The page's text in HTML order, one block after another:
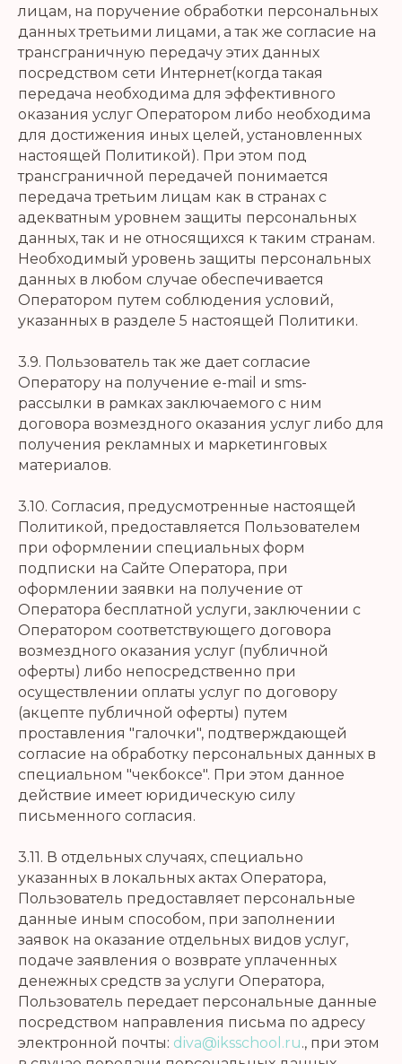
лицам, на поручение обработки персональных
данных третьими лицами, а так же согласие на
трансграничную передачу этих данных
посредством сети Интернет(когда такая
передача необходима для эффективного
оказания услуг Оператором либо необходима
для достижения иных целей, установленных
настоящей Политикой). При этом под
трансграничной передачей понимается
передача третьим лицам как в странах с
адекватным уровнем защиты персональных
данных, так и не относящихся к таким странам.
Необходимый уровень защиты персональных
данных в любом случае обеспечивается
Оператором путем соблюдения условий,
указанных в разделе 5 настоящей Политики.
3.9. Пользователь так же дает согласие
Оператору на получение e-mail и sms-
рассылки в рамках заключаемого с ним
договора возмездного оказания услуг либо для
получения рекламных и маркетинговых
материалов.
3.10. Согласия, предусмотренные настоящей
Политикой, предоставляется Пользователем
при оформлении специальных форм
подписки на Сайте Оператора, при
оформлении заявки на получение от
Оператора бесплатной услуги, заключении с
Оператором соответствующего договора
возмездного оказания услуг (публичной
оферты) либо непосредственно при
осуществлении оплаты услуг по договору
(акцепте публичной оферты) путем
проставления "галочки", подтверждающей
согласие на обработку персональных данных в
специальном "чекбоксе". При этом данное
действие имеет юридическую силу
письменного согласия.
3.11. В отдельных случаях, специально
указанных в локальных актах Оператора,
Пользователь предоставляет персональные
данные иным способом, при заполнении
заявок на оказание отдельных видов услуг,
подаче заявления о возврате уплаченных
денежных средств за услуги Оператора,
Пользователь передает персональные данные
посредством направления письма по адресу
электронной почты: diva@iksschool.ru., при этом